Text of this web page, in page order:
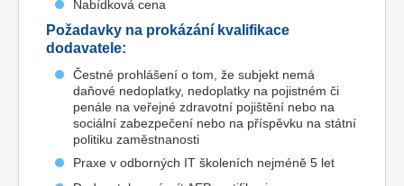
Nabídková cena
Požadavky na prokázání kvalifikace
dodavatele:
Čestné prohlášení o tom, že subjekt nemá
daňové nedoplatky, nedoplatky na pojistném či
penále na veřejné zdravotní pojištění nebo na
sociální zabezpečení nebo na příspěvku na státní
politiku zaměstnanosti
Praxe v odborných IT školeních nejméně 5 let